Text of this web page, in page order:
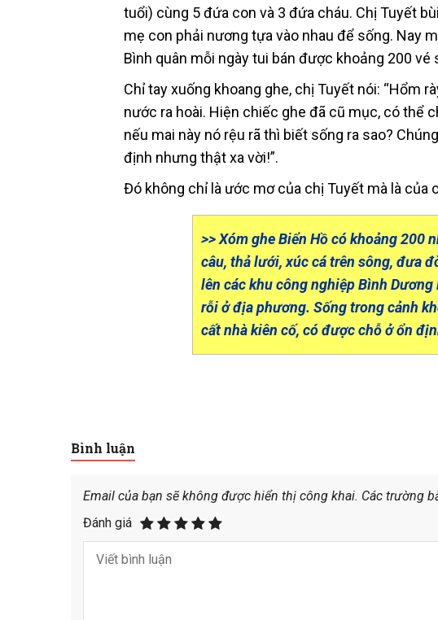
tuổi) cùng 5 đứa con và 3 đứa cháu. Chị Tuyết
mẹ con phải nương tựa vào nhau để sống. Nay
Bình quân mỗi ngày tui bán được khoảng 200
Chỉ tay xuống khoang ghe, chị Tuyết nói: “Hổm
nước ra hoài. Hiện chiếc ghe đã cũ mục, có thể
nếu mai này nó rệu rã thì biết sống ra sao?
định nhưng thật xa vời!”.
Đó không chỉ là ước mơ của chị Tuyết mà là của
>> Xóm ghe Biển Hồ có khoảng 200
câu, thả lưới, xúc cá trên sông, đưa
lên các khu công nghiệp Bình
rỗi ở địa phương. Sống trong cảnh
cất nhà kiên cố, có được chỗ ở ổn
Bình luận
Email của bạn sẽ không được hiển thị công khai. Các trường
Đánh giá